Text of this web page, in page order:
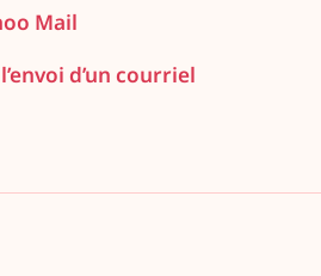
Mail
d’un courriel